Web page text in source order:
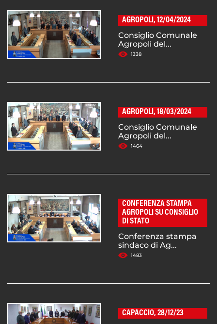
AGROPOLI, 12/04/2024
Consiglio Comunale
Agropoli del...
1338
AGROPOLI, 18/03/2024
Consiglio Comunale
Agropoli del...
1464
CONFERENZA STAMPA
AGROPOLI SU CONSIGLIO
DI STATO
Conferenza stampa
sindaco di Ag...
1483
CAPACCIO, 28/12/23